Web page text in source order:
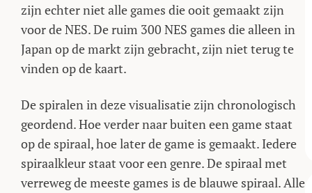
zijn echter niet alle games die ooit gemaakt zijn
voor de NES. De ruim 300 NES games die alleen in
Japan op de markt zijn gebracht, zijn niet terug te
vinden op de kaart.
De spiralen in deze visualisatie zijn chronologisch
geordend. Hoe verder naar buiten een game staat
op de spiraal, hoe later de game is gemaakt. Iedere
spiraalkleur staat voor een genre. De spiraal met
verreweg de meeste games is de blauwe spiraal. Alle